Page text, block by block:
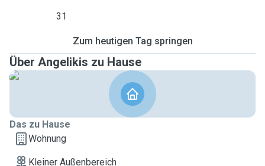
31
Zum heutigen Tag springen
Über Angelikis zu Hause
Das zu Hause
Wohnung
Kleiner Außenbereich